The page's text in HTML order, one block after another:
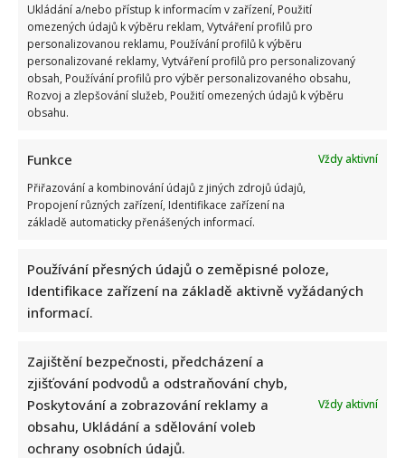
Ukládání a/nebo přístup k informacím v zařízení, Použití
omezených údajů k výběru reklam, Vytváření profilů pro
personalizovanou reklamu, Používání profilů k výběru
personalizované reklamy, Vytváření profilů pro personalizovaný
obsah, Používání profilů pro výběr personalizovaného obsahu,
Rozvoj a zlepšování služeb, Použití omezených údajů k výběru
obsahu.
Funkce
Vždy aktivní
Přiřazování a kombinování údajů z jiných zdrojů údajů,
Propojení různých zařízení, Identifikace zařízení na
základě automaticky přenášených informací.
Používání přesných údajů o zeměpisné poloze,
Identifikace zařízení na základě aktivně vyžádaných
informací.
Zajištění bezpečnosti, předcházení a
zjišťování podvodů a odstraňování chyb,
Poskytování a zobrazování reklamy a
obsahu, Ukládání a sdělování voleb
ochrany osobních údajů.
Vždy aktivní
Petr Rychlý slaví 61 let: Už nějakou dobu tu však vůbec
nemusel být. Za svůj život vděčí manželce
Jak bydlí Jan Bendig: Domov známého zpěváka nepůsobí
Ondřej Sokol utekl před českými vedry do Skotska. S dětmi
se vyfotil v nádherné přírodě